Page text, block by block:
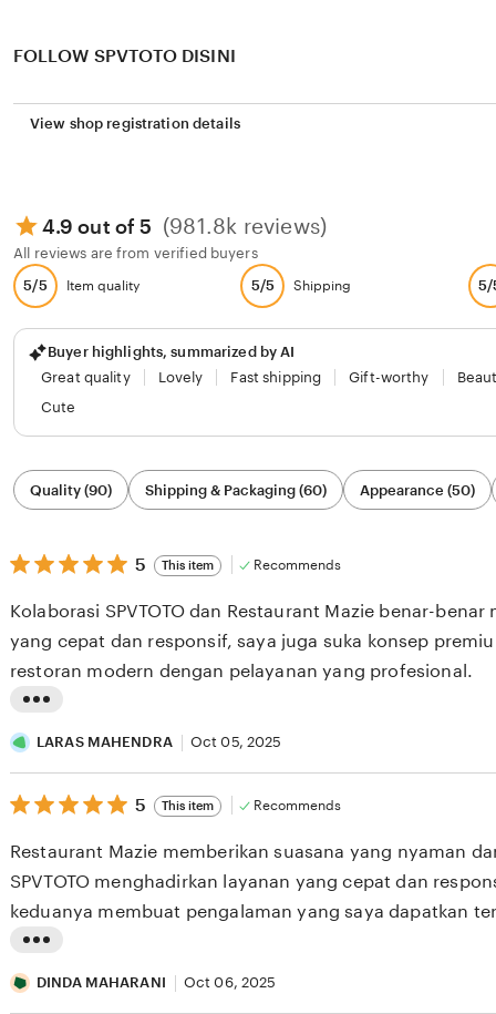
FOLLOW SPVTOTO DISINI
View shop registration details
4.9 out of 5 (981.8k reviews)
All reviews are from verified buyers
5/5
Item quality 5/5 Shipping 5/
Buyer highlights, summarized by AI
Great quality
Lovely Fast shipping Gift-worthy
Cute
Filter
by
category
Quality (90) Shipping & Packaging (60) Appearance (50)
5
out
5
stars
5 This item Recommends
i
s
t
n
g
r
v
Kolaborasi SPVTOTO dan Restaurant Mazie benar-benar
yang cepat dan responsif, saya juga suka konsep
restoran modern dengan pelayanan yang profesional.
LARAS MAHENDRA Oct 05, 2025
5
out
5
stars
5 This item Recommends
i
Restaurant Mazie memberikan suasana yang nyaman
SPVTOTO menghadirkan layanan yang cepat dan
keduanya membuat pengalaman yang saya dapatkan
berkelas.
DINDA MAHARANI Oct 06, 2025